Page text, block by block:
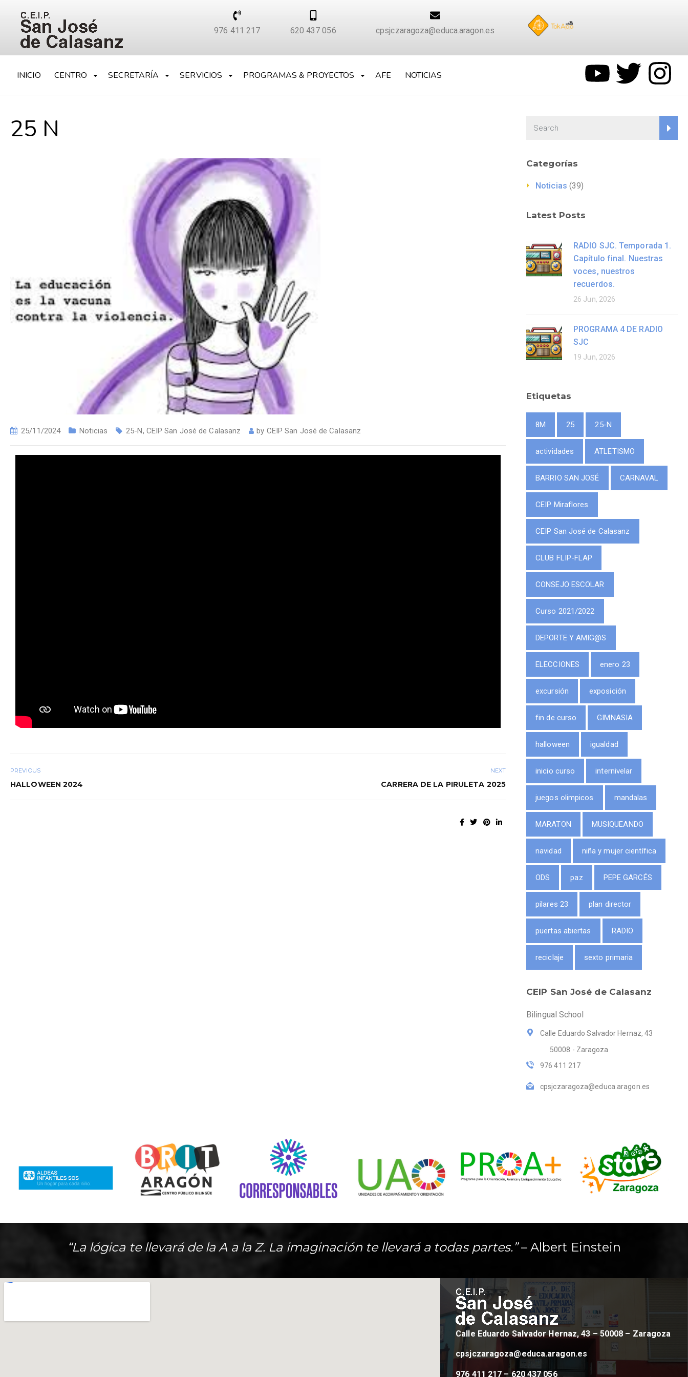
976 411 217 620 437 056 cpsjczaragoza@educa.aragon.es
INICIO CENTRO SECRETARÍA SERVICIOS PROGRAMAS & PROYECTOS AFE NOTICIAS
25 N
25/11/2024 Noticias 25-N, CEIP San José de Calasanz by CEIP San José de Calasanz
PREVIOUS
HALLOWEEN 2024
NEXT
CARRERA DE LA PIRULETA 2025
Categorías
Noticias (39)
Latest Posts
RADIO SJC. Temporada 1.
Capítulo final. Nuestras
voces, nuestros
recuerdos.
26 Jun, 2026
PROGRAMA 4 DE RADIO
SJC
19 Jun, 2026
Etiquetas
8M 25 25-N
actividades ATLETISMO
BARRIO SAN JOSÉ CARNAVAL
CEIP Miraflores
CEIP San José de Calasanz
CLUB FLIP-FLAP
CONSEJO ESCOLAR
Curso 2021/2022
DEPORTE Y AMIG@S
ELECCIONES enero 23
excursión exposición
fin de curso GIMNASIA
halloween igualdad
inicio curso internivelar
juegos olimpicos mandalas
MARATON MUSIQUEANDO
navidad niña y mujer científica
ODS paz PEPE GARCÉS
pilares 23 plan director
puertas abiertas RADIO
reciclaje sexto primaria
CEIP San José de Calasanz
Bilingual School
Calle Eduardo Salvador Hernaz, 43
50008 - Zaragoza
976 411 217
cpsjczaragoza@educa.aragon.es
“La lógica te llevará de la A a la Z. La imaginación te llevará a todas partes.”– Albert Einstein
Calle Eduardo Salvador Hernaz, 43 – 50008 – Zaragoza
cpsjczaragoza@educa.aragon.es
976 411 217 – 620 437 056